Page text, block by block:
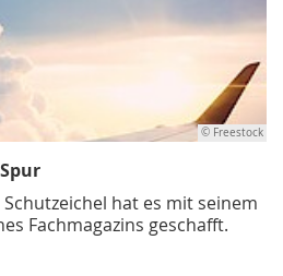
© Freestock
hat es mit seinem
Fachmagazins geschafft.